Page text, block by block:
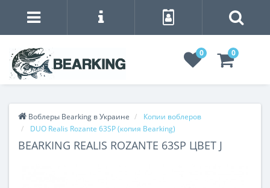
0 0
Воблеры Bearking в Украине
Копии воблеров
DUO Realis Rozante 63SP (копия Bearking)
BEARKING REALIS ROZANTE 63SP ЦВЕТ J